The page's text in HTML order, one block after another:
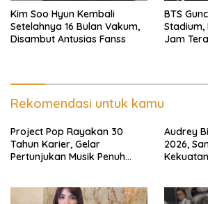
Kim Soo Hyun Kembali
Setelahnya 16 Bulan Vakum,
Disambut Antusias Fanss
BTS
Stadium,
Jam
Rekomendasi untuk kamu
Project Pop Rayakan 30
Tahun Karier, Gelar
Pertunjukan Musik Penuh
Audrey
2026,